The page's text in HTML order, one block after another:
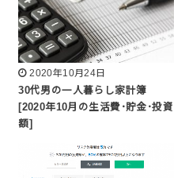
2020年10月24日
30代男の一人暮らし家計簿
[2020年10月の生活費･貯金･投資
額]